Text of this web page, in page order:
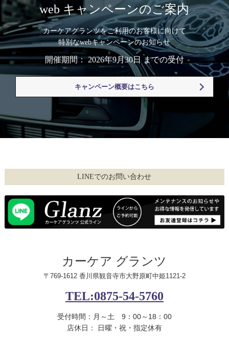
web キャンペーンのご案内
カーケアグランツをご利用のお客様に向けて
特別なwebキャンペーンのお知らせ
開催期間： 2026年9月30日 までの受付
キャンペーン概要はこちら
LINEでのお問い合わせ
カーケア グランツ
〒769-1612 香川県観音寺市大野原町中姫1121-2
TEL:0875-54-5760
受付時間：月～土 9：00～18：00
店休日： 日曜・祝・指定休有